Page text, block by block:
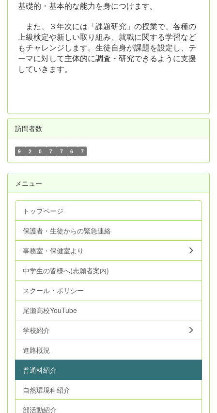
基礎的・基本的な能力を身につけます。
また、３年次には「課題研究」の授業で、各種の
上級検定や新しい取り組み、就職に関する学習など
もチャレンジします。生徒自身が課題を設定し、テ
ーマに対して主体的に調査・研究できるように支援
していきます。
訪問者数
9 2 0 7 7 6 7
メニュー
トップページ
保護者・生徒からの緊急連絡
事務室・保健室より
中学生の皆様へ(志願者案内)
スクール・ポリシー
尾瀬高校YouTube
学校紹介
進路概況
普通科紹介
自然環境科紹介
部活動紹介